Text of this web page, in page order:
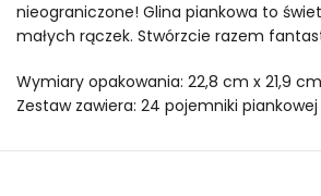
nieograniczone! Glina piankowa to
małych rączek. Stwórzcie razem
Wymiary opakowania: 22,8 cm x 21,9
Zestaw zawiera: 24 pojemniki
Espumolina mideer (24 kolory) to
Espumolina mideer (24 kolory) to